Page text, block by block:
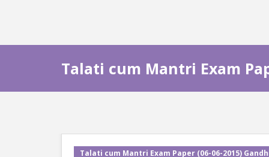
Talati cum Mantri Exam
Talati cum Mantri Exam Paper (06-06-2015)